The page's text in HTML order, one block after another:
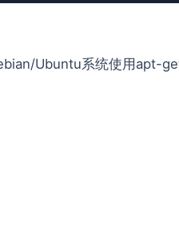
Ubuntu系统使用apt-